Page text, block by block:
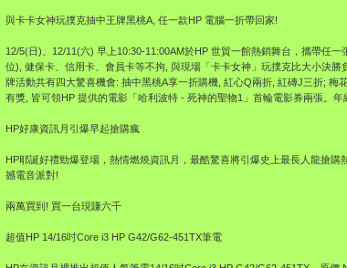
與卡卡女神玩撲克抽中王牌黑桃A, 任一款HP 電腦一折帶回家!
12/5(日)、12/11(六) 早上10:30-11:00AM於HP 世貿一館熱銷舞台，攜帶任
位), 健保卡、信用卡、會員卡等不拘, 與現場「卡卡女神」玩撲克比大小決
牌活動共有四大驚喜機會: 抽中黑桃A享一折購機, 紅心Q兩折, 紅磚J三折; 梅
有獎, 皆可領HP 提供的電影「哈利波特 - 死神的聖物1」首輪電影券兩張。
HP好康資訊月引爆早起搶購瘋
HP耶誕好禮勁爆登場，熱情燃燒資訊月，最酷驚喜將引爆史上最長人龍搶
撼電音派對!
兩萬買到! 買一台現賺六千
超值HP 14/16吋Core i3 HP G42/G62-451TX筆電